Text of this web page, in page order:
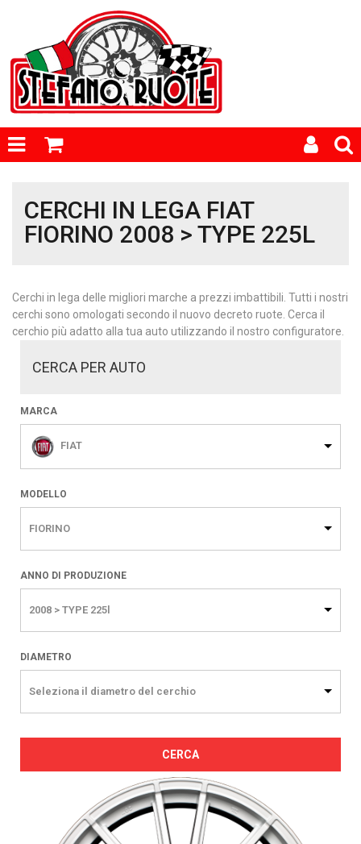
CERCHI IN LEGA FIAT
FIORINO 2008 > TYPE 225L
Cerchi in lega delle migliori marche a prezzi imbattibili. Tutti i nostri
cerchi sono omologati secondo il nuovo decreto ruote. Cerca il
cerchio più adatto alla tua auto utilizzando il nostro configuratore.
CERCA PER AUTO
MARCA
FIAT
MODELLO
FIORINO
ANNO DI PRODUZIONE
2008 > TYPE 225l
DIAMETRO
Seleziona il diametro del cerchio
CERCA